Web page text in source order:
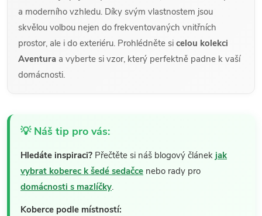
a moderního vzhledu. Díky svým vlastnostem jsou
skvělou volbou nejen do frekventovaných vnitřních
prostor, ale i do exteriéru. Prohlédněte si celou kolekci
Aventura a vyberte si vzor, který perfektně padne k vaší
domácnosti.
💡 Náš tip pro vás:
Hledáte inspiraci? Přečtěte si náš blogový článek jak
vybrat koberec k šedé sedačce nebo rady pro
domácnosti s mazlíčky.
Koberce podle místností: